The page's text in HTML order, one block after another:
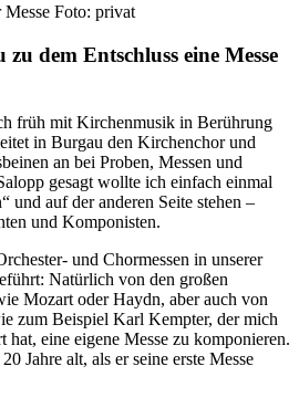
Foto: privat
dem Entschluss eine Messe
früh mit Kirchenmusik in Berührung
in Burgau den Kirchenchor und
an bei Proben, Messen und
gesagt wollte ich einfach einmal
und auf der anderen Seite stehen –
und Komponisten.
und Chormessen in unserer
Natürlich von den großen
Mozart oder Haydn, aber auch von
zum Beispiel Karl Kempter, der mich
hat, eine eigene Messe zu komponieren.
Jahre alt, als er seine erste Messe